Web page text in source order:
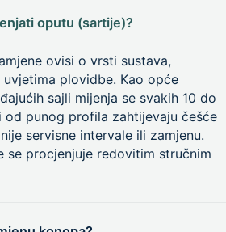
oputu (sartije)?
ovisi o vrsti sustava,
plovidbe. Kao opće
sajli mijenja se svakih 10 do
od punog profila zahtijevaju češće
servisne intervale ili zamjenu.
se procjenjuje redovitim stručnim